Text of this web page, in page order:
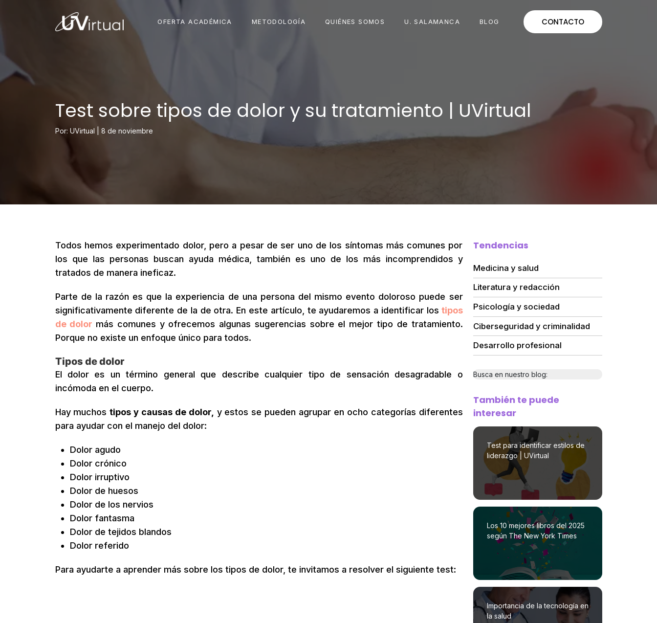
OFERTA ACADÉMICA METODOLOGÍA QUIÉNES SOMOS U. SALAMANCA BLOG CONTACTO
Test sobre tipos de dolor y su tratamiento | UVirtual
Por: UVirtual | 8 de noviembre
Todos hemos experimentado dolor, pero a pesar de ser uno de los síntomas más comunes por
los que las personas buscan ayuda médica, también es uno de los más incomprendidos y
tratados de manera ineficaz.
Parte de la razón es que la experiencia de una persona del mismo evento doloroso puede ser
significativamente diferente de la de otra. En este artículo, te ayudaremos a identificar los tipos
de dolor más comunes y ofrecemos algunas sugerencias sobre el mejor tipo de tratamiento.
Porque no existe un enfoque único para todos.
Tipos de dolor
El dolor es un término general que describe cualquier tipo de sensación desagradable o
incómoda en el cuerpo.
Hay muchostipos y causas de dolor, y estos se pueden agrupar en ocho categorías diferentes
para ayudar con el manejo del dolor:
Dolor agudo
Dolor crónico
Dolor irruptivo
Dolor de huesos
Dolor de los nervios
Dolor fantasma
Dolor de tejidos blandos
Dolor referido
Para ayudarte a aprender más sobre los tipos de dolor, te invitamos a resolver el siguiente test:
Tendencias
Medicina y salud
Literatura y redacción
Psicología y sociedad
Ciberseguridad y criminalidad
Desarrollo profesional
Busca en nuestro blog:
También te puede
interesar
Test para identificar estilos de
liderazgo | UVirtual
Los 10 mejores libros del 2025
según The New York Times
Importancia de la tecnología en
la salud